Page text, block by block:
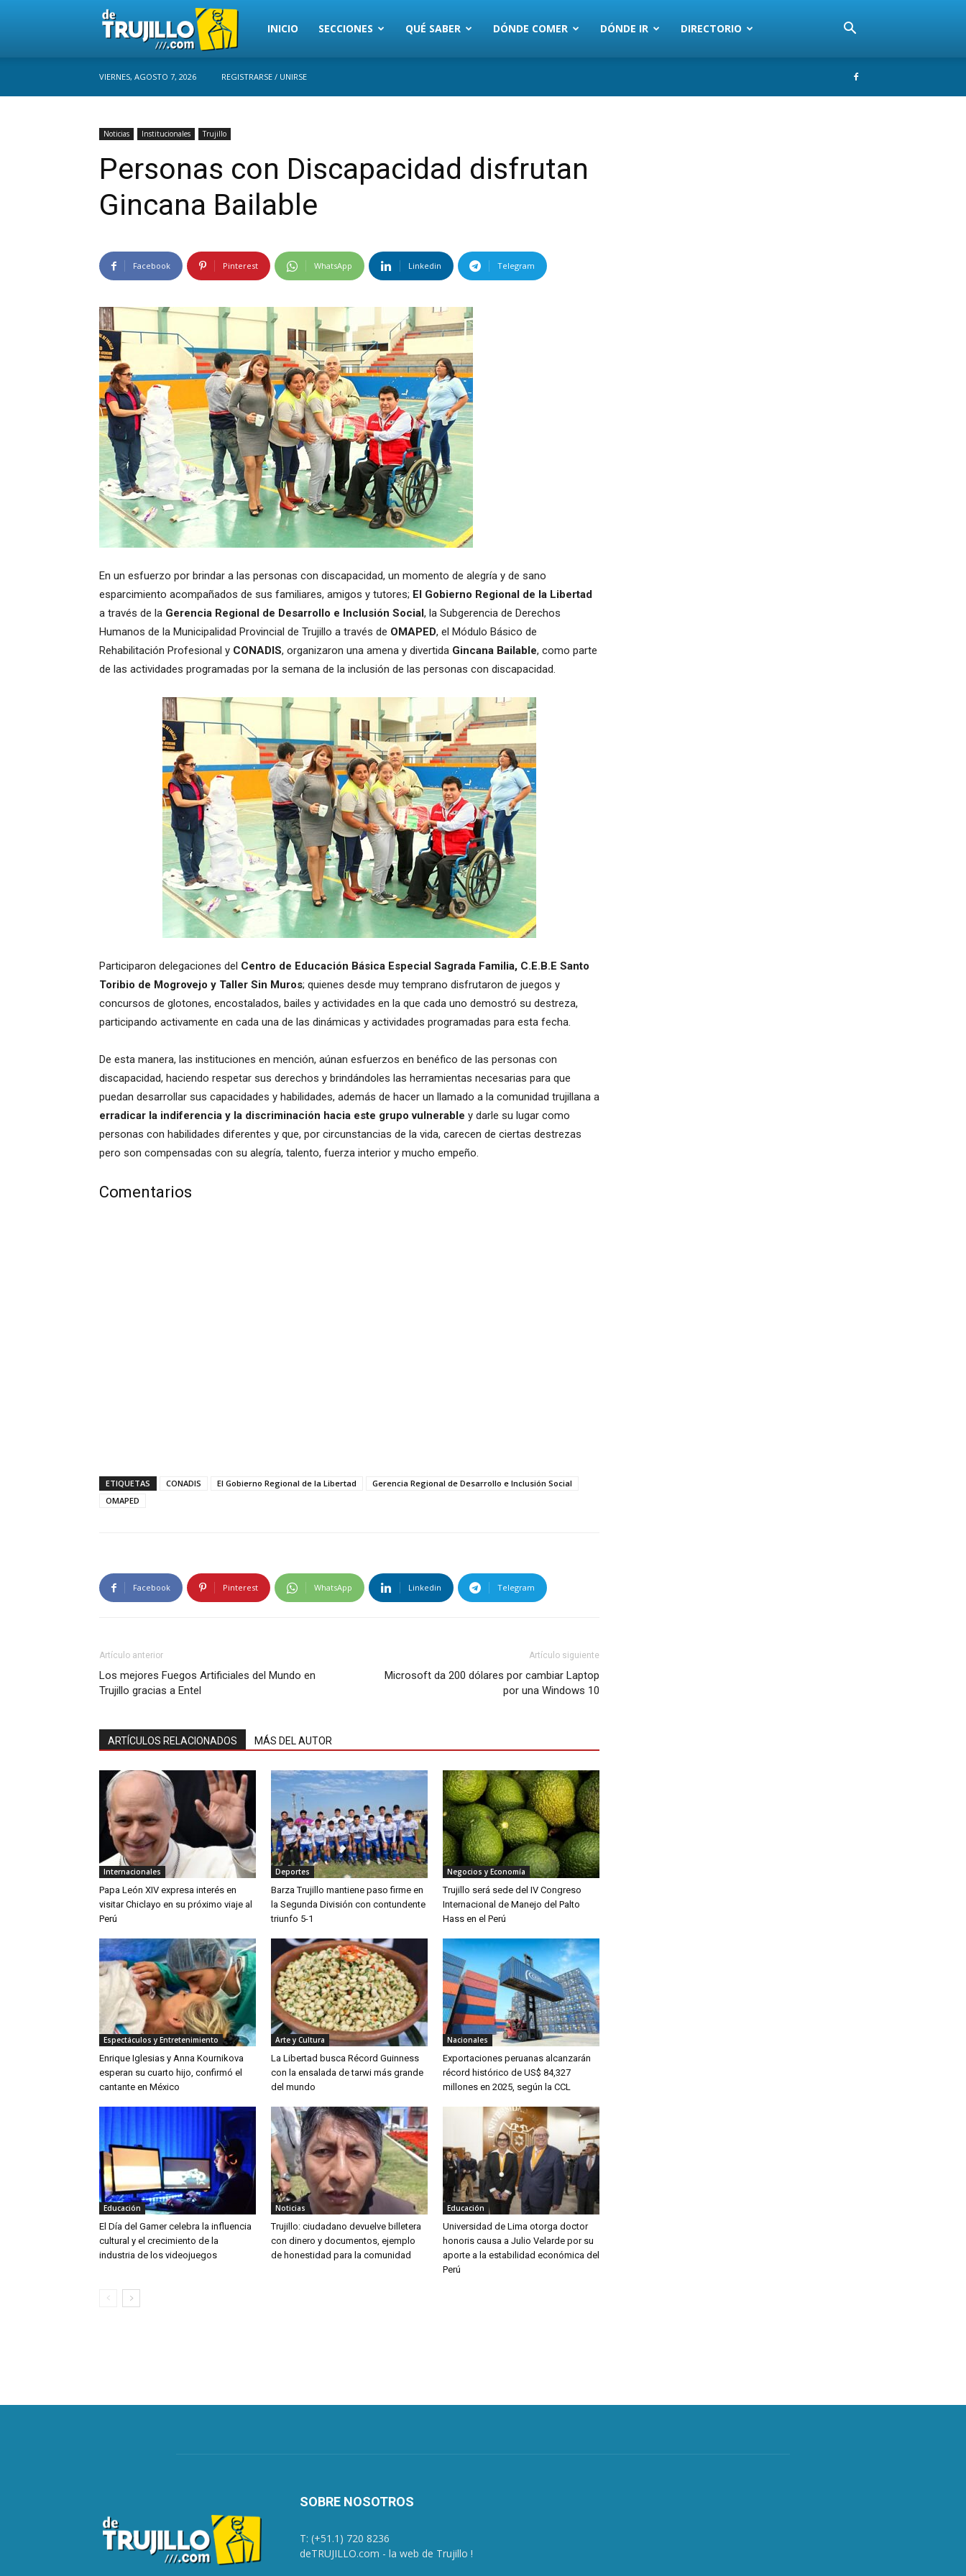
Trujillo
INICIO SECCIONES QUÉ SABER DÓNDE COMER DÓNDE IR DIRECTORIO
VIERNES, AGOSTO 7, 2026 REGISTRARSE / UNIRSE
Noticias Institucionales Trujillo
Personas con Discapacidad disfrutan
Gincana Bailable
Facebook Pinterest WhatsApp Linkedin Telegram
En un esfuerzo por brindar a las personas con discapacidad, un momento de alegría y de sano
esparcimiento acompañados de sus familiares, amigos y tutores; El Gobierno Regional de la Libertad
a través de la Gerencia Regional de Desarrollo e Inclusión Social, la Subgerencia de Derechos
Humanos de la Municipalidad Provincial de Trujillo a través de OMAPED, el Módulo Básico de
Rehabilitación Profesional y CONADIS, organizaron una amena y divertida Gincana Bailable, como parte
de las actividades programadas por la semana de la inclusión de las personas con discapacidad.
Participaron delegaciones del Centro de Educación Básica Especial Sagrada Familia, C.E.B.E Santo
Toribio de Mogrovejo y Taller Sin Muros; quienes desde muy temprano disfrutaron de juegos y
concursos de glotones, encostalados, bailes y actividades en la que cada uno demostró su destreza,
participando activamente en cada una de las dinámicas y actividades programadas para esta fecha.
De esta manera, las instituciones en mención, aúnan esfuerzos en benéfico de las personas con
discapacidad, haciendo respetar sus derechos y brindándoles las herramientas necesarias para que
puedan desarrollar sus capacidades y habilidades, además de hacer un llamado a la comunidad trujillana a
erradicar la indiferencia y la discriminación hacia este grupo vulnerable y darle su lugar como
personas con habilidades diferentes y que, por circunstancias de la vida, carecen de ciertas destrezas
pero son compensadas con su alegría, talento, fuerza interior y mucho empeño.
Comentarios
ETIQUETAS CONADIS El Gobierno Regional de la Libertad
Gerencia Regional de Desarrollo e Inclusión Social
OMAPED
Facebook Pinterest WhatsApp Linkedin Telegram
Artículo anterior
Los mejores Fuegos Artificiales del Mundo en
Trujillo gracias a Entel
Artículo siguiente
Microsoft da 200 dólares por cambiar Laptop
por una Windows 10
ARTÍCULOS RELACIONADOS MÁS DEL AUTOR
Internacionales
Papa León XIV expresa interés en
visitar Chiclayo en su próximo viaje al
Perú
Deportes
Barza Trujillo mantiene paso firme en
la Segunda División con contundente
triunfo 5-1
Negocios y Economía
Trujillo será sede del IV Congreso
Internacional de Manejo del Palto
Hass en el Perú
Espectáculos y Entretenimiento
Enrique Iglesias y Anna Kournikova
esperan su cuarto hijo, confirmó el
cantante en México
Arte y Cultura
La Libertad busca Récord Guinness
con la ensalada de tarwi más grande
del mundo
Nacionales
Exportaciones peruanas alcanzarán
récord histórico de US$ 84,327
millones en 2025, según la CCL
Educación
El Día del Gamer celebra la influencia
cultural y el crecimiento de la
industria de los videojuegos
Noticias
Trujillo: ciudadano devuelve billetera
con dinero y documentos, ejemplo
de honestidad para la comunidad
Educación
Universidad de Lima otorga doctor
honoris causa a Julio Velarde por su
aporte a la estabilidad económica del
Perú
SOBRE NOSOTROS
T: (+51.1) 720 8236
deTRUJILLO.com - la web de Trujillo !